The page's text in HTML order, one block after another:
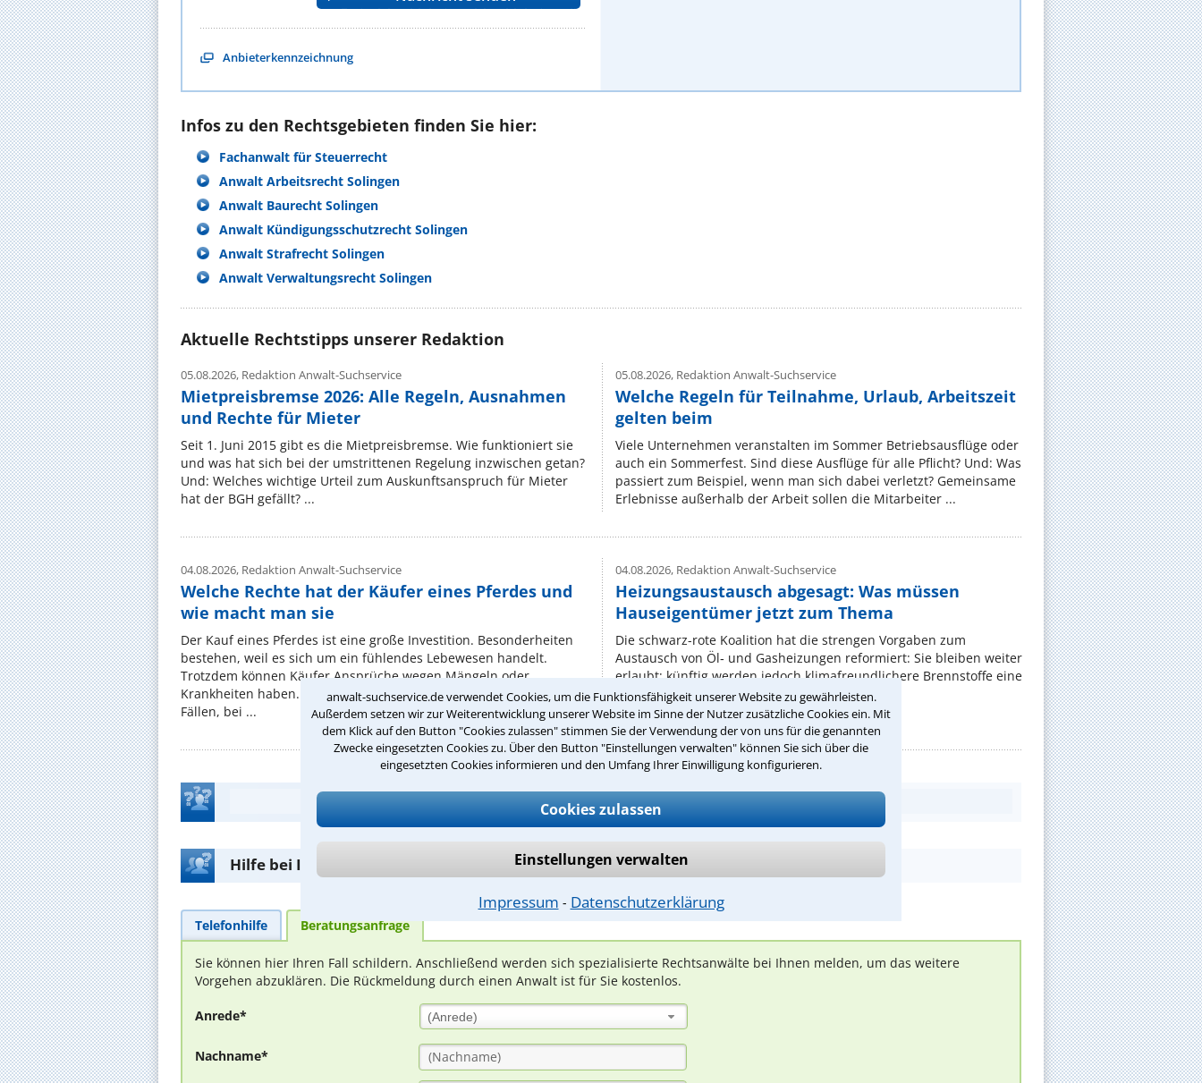
anwalt-suchservice.de verwendet Cookies, um die Funktionsfähigkeit unserer Website zu gewährleisten.
Außerdem setzen wir zur Weiterentwicklung unserer Website im Sinne der Nutzer zusätzliche Cookies ein. Mit
dem Klick auf den Button "Cookies zulassen" stimmen Sie der Verwendung der von uns für die genannten
Zwecke eingesetzten Cookies zu. Über den Button "Einstellungen verwalten" können Sie sich über die
eingesetzten Cookies informieren und den Umfang Ihrer Einwilligung konfigurieren.
Cookies zulassen
Einstellungen verwalten
Impressum ⁃ Datenschutzerklärung
Anbieterkennzeichnung
Infos zu den Rechtsgebieten finden Sie hier:
Fachanwalt für Steuerrecht
Anwalt Arbeitsrecht Solingen
Anwalt Baurecht Solingen
Anwalt Kündigungsschutzrecht Solingen
Anwalt Strafrecht Solingen
Anwalt Verwaltungsrecht Solingen
Aktuelle Rechtstipps unserer Redaktion
05.08.2026, Redaktion Anwalt-Suchservice
Mietpreisbremse 2026: Alle Regeln, Ausnahmen
und Rechte für Mieter
Seit 1. Juni 2015 gibt es die Mietpreisbremse. Wie funktioniert sie
und was hat sich bei der umstrittenen Regelung inzwischen getan?
Und: Welches wichtige Urteil zum Auskunftsanspruch für Mieter
hat der BGH gefällt? ...
05.08.2026,Redaktion Anwalt-Suchservice
Welche Regeln für Teilnahme, Urlaub, Arbeitszeit
gelten beim
Viele Unternehmen veranstalten im Sommer Betriebsausflüge oder
auch ein Sommerfest. Sind diese Ausflüge für alle Pflicht? Und: Was
passiert zum Beispiel, wenn man sich dabei verletzt? Gemeinsame
Erlebnisse außerhalb der Arbeit sollen die Mitarbeiter ...
04.08.2026, Redaktion Anwalt-Suchservice
Welche Rechte hat der Käufer eines Pferdes und
wie macht man sie
Der Kauf eines Pferdes ist eine große Investition. Besonderheiten
bestehen, weil es sich um ein fühlendes Lebewesen handelt.
Trotzdem können Käufer Ansprüche wegen Mängeln oder
Krankheiten haben. Immer wieder befassen sich Gerichte mit
Fällen, bei ...
04.08.2026,Redaktion Anwalt-Suchservice
Heizungsaustausch abgesagt: Was müssen
Hauseigentümer jetzt zum Thema
Die schwarz-rote Koalition hat die strengen Vorgaben zum
Austausch von Öl‑ und Gasheizungen reformiert: Sie bleiben weiter
erlaubt; künftig werden jedoch klimafreundlichere Brennstoffe eine
größere Rolle spielen. ...
Teste Dein Rechtswissen
Hilfe bei Ihrer Anwaltsuche?
Telefonhilfe Beratungsanfrage
Sie können hier Ihren Fall schildern. Anschließend werden sich spezialisierte Rechtsanwälte bei Ihnen melden, um das weitere
Vorgehen abzuklären. Die Rückmeldung durch einen Anwalt ist für Sie kostenlos.
Anrede* (Anrede)
Nachname*